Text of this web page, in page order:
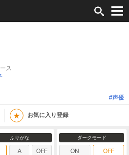
ス
#声優
★ お気に入り登録
ふりがな
A OFF
ダークモード
ON OFF